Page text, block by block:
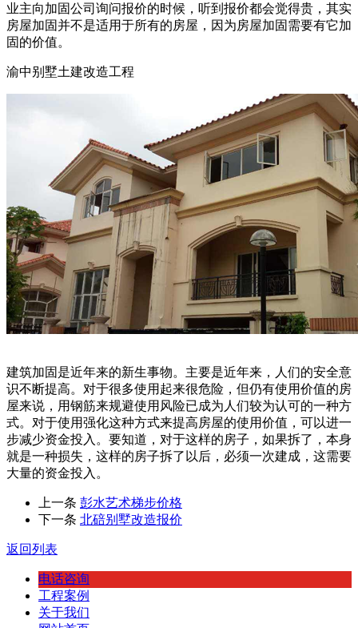
业主向加固公司询问报价的时候，听到报价都会觉得贵，其实
房屋加固并不是适用于所有的房屋，因为房屋加固需要有它加
固的价值。
渝中别墅土建改造工程
建筑加固是近年来的新生事物。主要是近年来，人们的安全意
识不断提高。对于很多使用起来很危险，但仍有使用价值的房
屋来说，用钢筋来规避使用风险已成为人们较为认可的一种方
式。对于使用强化这种方式来提高房屋的使用价值，可以进一
步减少资金投入。要知道，对于这样的房子，如果拆了，本身
就是一种损失，这样的房子拆了以后，必须一次建成，这需要
大量的资金投入。
上一条 彭水艺术梯步价格
下一条 北碚别墅改造报价
返回列表
电话咨询
工程案例
关于我们